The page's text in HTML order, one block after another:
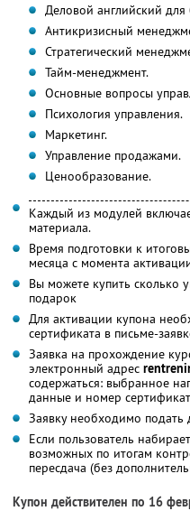
Деловой английский для
Антикризисный
Стратегический
Тайм-менеджмент.
Основные вопросы
Психология управления.
Маркетинг.
Управление продажами.
Ценообразование.
Каждый из модулей
материала.
Время подготовки к
месяца с момента
Вы можете купить сколько
подарок
Для активации купона
сертификата в письме-
Заявка на прохождение
электронный адрес
содержаться: выбранное
данные и номер
Заявку необходимо подать
Если пользователь
возможных по итогам
пересдача (без
Купон действителен по 16